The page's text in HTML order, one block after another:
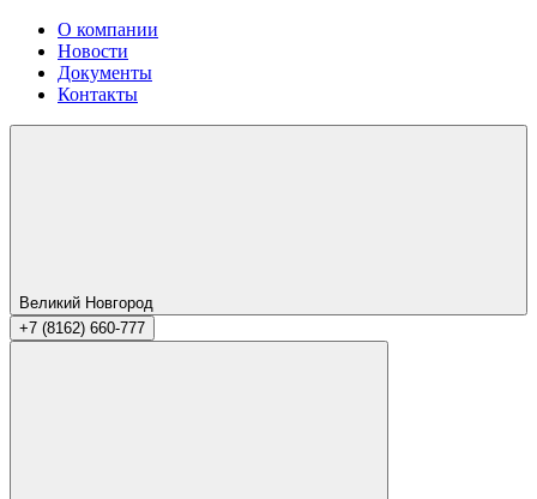
О компании
Новости
Документы
Контакты
Великий Новгород
+7 (8162) 660-777